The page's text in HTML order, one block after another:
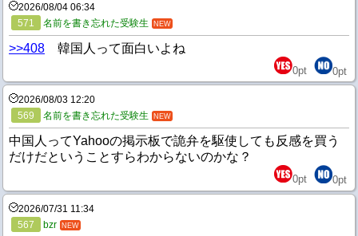
2026/08/04 06:34
571
名前を書き忘れた受験生 NEW
>>408 韓国人って面白いよね
0pt 0pt
2026/08/03 12:20
569
名前を書き忘れた受験生 NEW
中国人ってYahooの掲示板で詭弁を駆使しても反感を買う
だけだということすらわからないのかな？
0pt 0pt
2026/07/31 11:34
567
bzr NEW